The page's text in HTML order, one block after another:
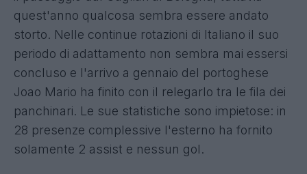
quest'anno qualcosa sembra essere andato
storto. Nelle continue rotazioni di Italiano il suo
periodo di adattamento non sembra mai essersi
concluso e l'arrivo a gennaio del portoghese
Joao Mario ha finito con il relegarlo tra le fila dei
panchinari. Le sue statistiche sono impietose: in
28 presenze complessive l'esterno ha fornito
solamente 2 assist e nessun gol.